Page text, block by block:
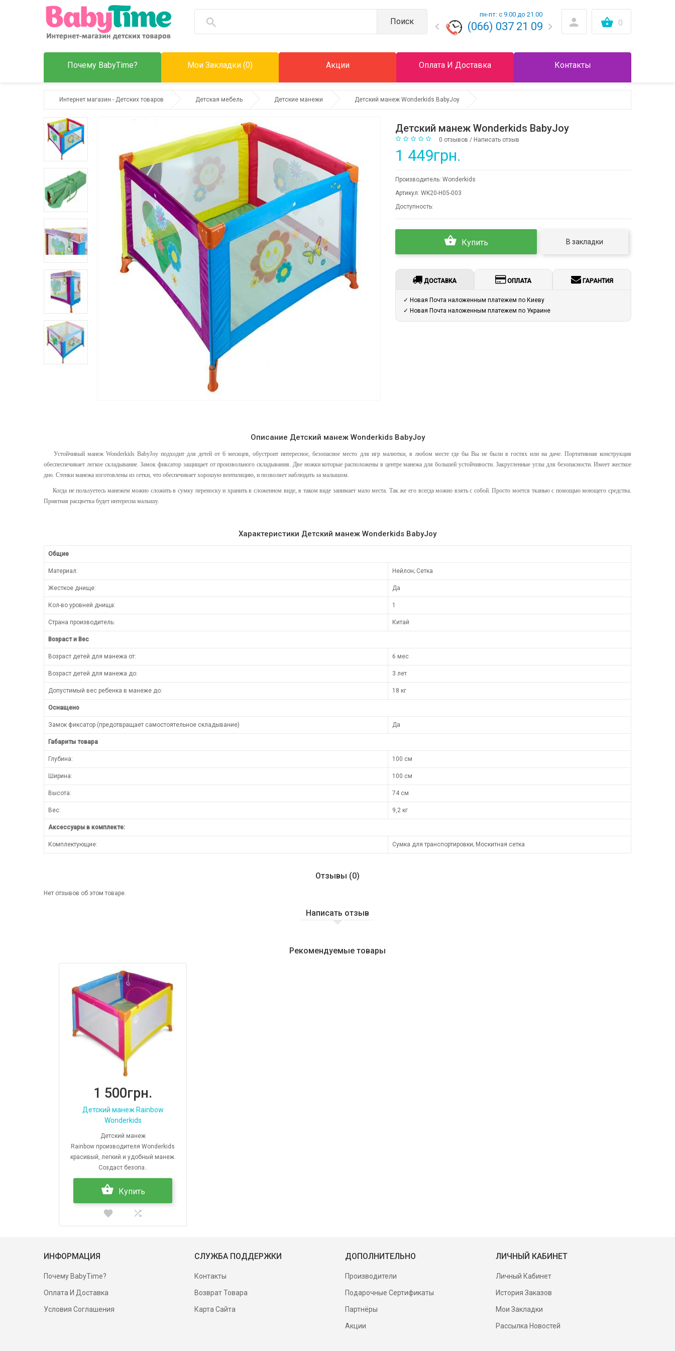
0
Поиск
пн-пт: с 9.00 до 21.00
(066) 037 21 09
Почему BabyTime? Мои Закладки (0) Акции Оплата И Доставка Контакты
Интернет магазин - Детских товаров Детская мебель Детские манежи Детский манеж Wonderkids BabyJoy
Детский манеж Wonderkids BabyJoy
0 отзывов / Написать отзыв
1 449грн.
Производитель: Wonderkids
Артикул: WK20-H05-003
Доступность:
Купить В закладки
ДОСТАВКА ОПЛАТА ГАРАНТИЯ
✓ Новая Почта наложенным платежем по Киеву
✓ Новая Почта наложенным платежем по Украине
Описание Детский манеж Wonderkids BabyJoy
Устойчивый манеж Wonderkids BabyJoy подходит для детей от 6 месяцев, обустроит интересное, безопасное место для игр малютки, в любом месте где бы Вы не были в гостях или на даче. Портативная конструкция
обеспеспечивает легкое складывание. Замок фиксатор защищает от произвольного складывания. Две ножки которые расположены в центре манежа для большей устойчивости. Закругленные углы для безопасности. Имеет жесткое
дно. Стенки манежа изготовлены из сетки, что обеспечивает хорошую вентиляцию, и позволяет наблюдать за малышом.
Когда не пользуетесь манежем можно сложить в сумку переноску и хранить в сложенном виде, в таком виде занимает мало места. Так же его всегда можно взять с собой. Просто моется тканью с помощью моющего средства.
Приятная расцветка будет интересна малышу.
Характеристики Детский манеж Wonderkids BabyJoy
Общие
Материал: Нейлон; Сетка
Жесткое днище: Да
Кол-во уровней днища: 1
Страна производитель: Китай
Возраст и Вес
Возраст детей для манежа от: 6 мес
Возраст детей для манежа до: 3 лет
Допустимый вес ребенка в манеже до: 18 кг
Оснащено
Замок фиксатор (предотвращает самостоятельное складывание) Да
Габариты товара
Глубина: 100 см
Ширина: 100 см
Высота: 74 см
Вес: 9,2 кг
Аксессуары в комплекте:
Комплектующие: Сумка для транспортировки; Москитная сетка
Отзывы (0)
Нет отзывов об этом товаре.
Написать отзыв
Рекомендуемые товары
1 500грн.
Детский манеж Rainbow
Wonderkids
Детский манеж
Rainbow производителя Wonderkids
красивый, легкий и удобный манеж.
Создаст безопа..
Купить
ИНФОРМАЦИЯ
Почему BabyTime?
Оплата И Доставка
Условия Соглашения
СЛУЖБА ПОДДЕРЖКИ
Контакты
Возврат Товара
Карта Сайта
ДОПОЛНИТЕЛЬНО
Производители
Подарочные Сертификаты
Партнёры
Акции
ЛИЧНЫЙ КАБИНЕТ
Личный Кабинет
История Заказов
Мои Закладки
Рассылка Новостей